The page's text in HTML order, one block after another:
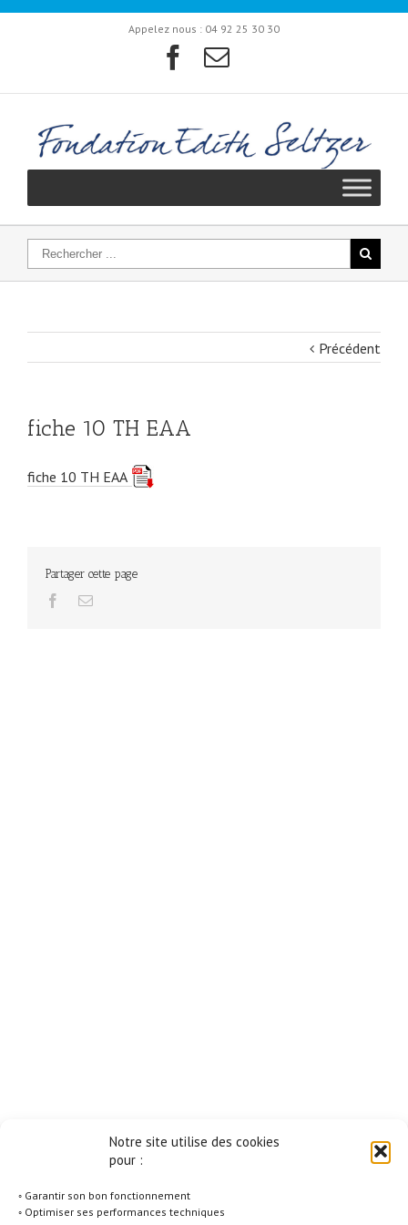
Notre site utilise des cookies
pour :
◦ Garantir son bon fonctionnement
◦ Optimiser ses performances techniques
Appelez nous : 04 92 25 30 30
Précédent
fiche 10 TH EAA
fiche 10 TH EAA
Partager cette page